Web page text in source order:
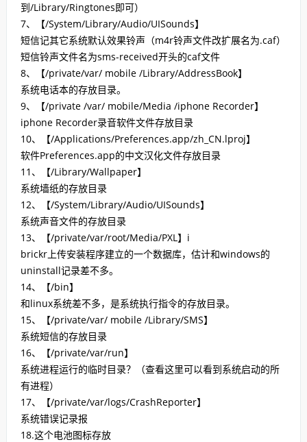
到/Library/Ringtones即可）
7、【/System/Library/Audio/UISounds】
短信记其它系统默认效果铃声（m4r铃声文件改扩展名为.caf）
短信铃声文件名为sms-received开头的caf文件
8、【/private/var/ mobile /Library/AddressBook】
系统电话本的存放目录。
9、【/private /var/ mobile/Media /iphone Recorder】
iphone Recorder录音软件文件存放目录
10、【/Applications/Preferences.app/zh_CN.lproj】
软件Preferences.app的中文汉化文件存放目录
11、【/Library/Wallpaper】
系统墙纸的存放目录
12、【/System/Library/Audio/UISounds】
系统声音文件的存放目录
13、【/private/var/root/Media/PXL】i
brickr上传安装程序建立的一个数据库，估计和windows的
uninstall记录差不多。
14、【/bin】
和linux系统差不多，是系统执行指令的存放目录。
15、【/private/var/ mobile /Library/SMS】
系统短信的存放目录
16、【/private/var/run】
系统进程运行的临时目录？（查看这里可以看到系统启动的所
有进程）
17、【/private/var/logs/CrashReporter】
系统错误记录报
18.这个电池图标存放